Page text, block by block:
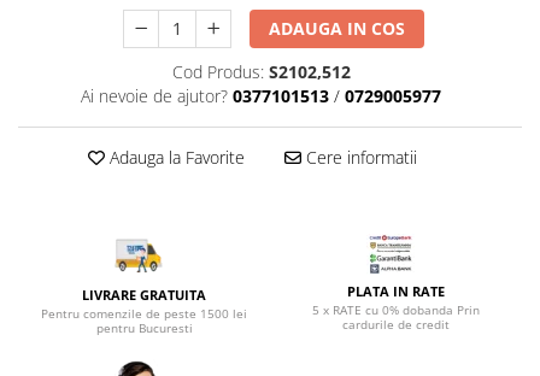
Saltele cu plasa de arcuri
Saltele cu spuma
Seturi mese si scaune bucatarie
Mobila hol
Suporturi si rafturi pantofi
Portmantouri
Stender haine
Suport pentru umerase
Etajere
ADAUGA IN COS
Cod Produs: S2102,512
Ai nevoie de ajutor? 0377101513 / 0729005977
Adauga la Favorite Cere informatii
LIVRARE GRATUITA
Pentru comenzile de peste 1500 lei
pentru Bucuresti
PLATA IN RATE
5 x RATE cu 0% dobanda Prin
cardurile de credit